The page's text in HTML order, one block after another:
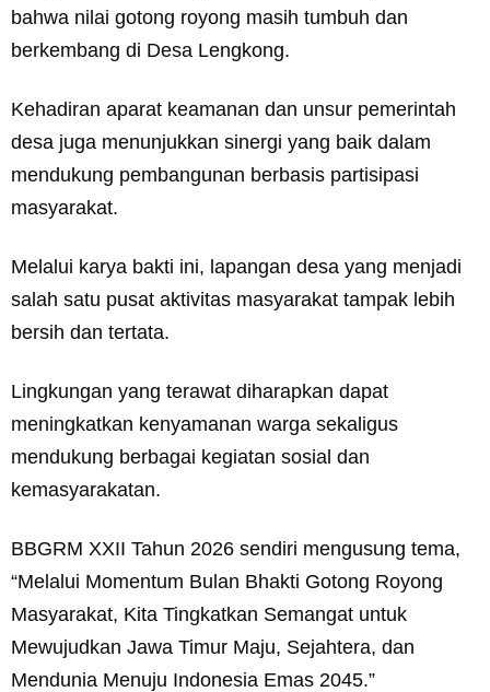
bahwa nilai gotong royong masih tumbuh dan
berkembang di Desa Lengkong.
Kehadiran aparat keamanan dan unsur pemerintah
desa juga menunjukkan sinergi yang baik dalam
mendukung pembangunan berbasis partisipasi
masyarakat.
Melalui karya bakti ini, lapangan desa yang menjadi
salah satu pusat aktivitas masyarakat tampak lebih
bersih dan tertata.
Lingkungan yang terawat diharapkan dapat
meningkatkan kenyamanan warga sekaligus
mendukung berbagai kegiatan sosial dan
kemasyarakatan.
BBGRM XXII Tahun 2026 sendiri mengusung tema,
“Melalui Momentum Bulan Bhakti Gotong Royong
Masyarakat, Kita Tingkatkan Semangat untuk
Mewujudkan Jawa Timur Maju, Sejahtera, dan
Mendunia Menuju Indonesia Emas 2045.”